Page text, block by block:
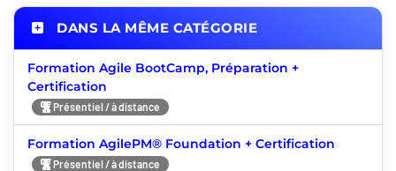
DANS LA MÊME CATÉGORIE
Formation Agile BootCamp, Préparation +
Certification
Présentiel / à distance
Formation AgilePM® Foundation + Certification
Présentiel / à distance